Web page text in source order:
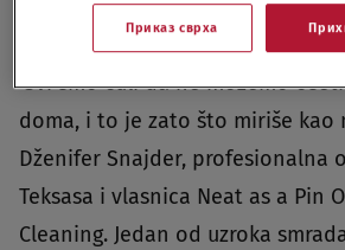
Posteljina
‘Svi smo čuli da ne možemo
doma, i to je zato što miriše kao
Dženifer Snajder, profesionalna
Teksasa i vlasnica Neat as a Pin
Cleaning. Jedan od uzroka
Приказ сврха